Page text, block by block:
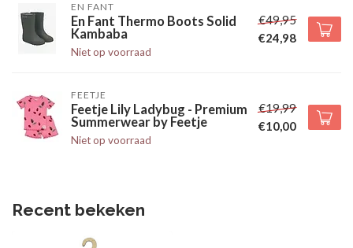
EN FANT
En Fant Thermo Boots Solid
Kambaba
Niet op voorraad
€49,95
€24,98
FEETJE
Feetje Lily Ladybug - Premium
Summerwear by Feetje
Niet op voorraad
€19,99
€10,00
Recent bekeken